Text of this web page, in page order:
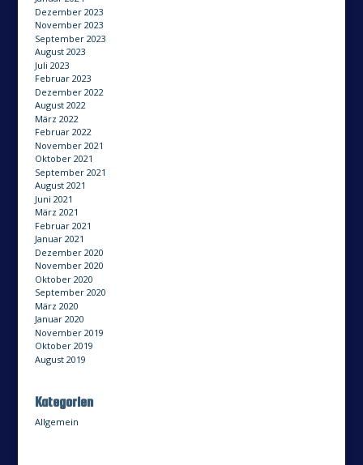
Dezember 2023
November 2023
September 2023
August 2023
Juli 2023
Februar 2023
Dezember 2022
August 2022
März 2022
Februar 2022
November 2021
Oktober 2021
September 2021
August 2021
Juni 2021
März 2021
Februar 2021
Januar 2021
Dezember 2020
November 2020
Oktober 2020
September 2020
März 2020
Januar 2020
November 2019
Oktober 2019
August 2019
Kategorien
Allgemein